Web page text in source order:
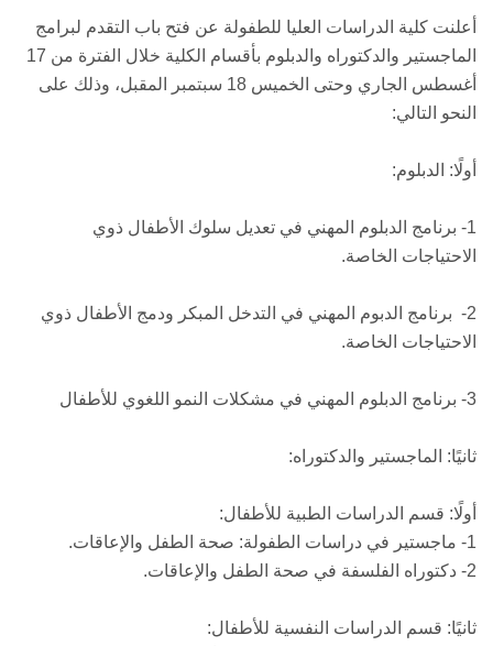
أعلنت كلية الدراسات العليا للطفولة عن فتح باب التقدم لبرامج
الماجستير والدكتوراه والدبلوم بأقسام الكلية خلال الفترة من 17
أغسطس الجاري وحتى الخميس 18 سبتمبر المقبل، وذلك على
النحو التالي:
أولًا: الدبلوم:
1- برنامج الدبلوم المهني في تعديل سلوك الأطفال ذوي
الاحتياجات الخاصة.
2- برنامج الدبوم المهني في التدخل المبكر ودمج الأطفال ذوي
الاحتياجات الخاصة.
3- برنامج الدبلوم المهني في مشكلات النمو اللغوي للأطفال
ثانيًا: الماجستير والدكتوراه:
أولًا: قسم الدراسات الطبية للأطفال:
1- ماجستير في دراسات الطفولة: صحة الطفل والإعاقات.
2- دكتوراه الفلسفة في صحة الطفل والإعاقات.
ثانيًا: قسم الدراسات النفسية للأطفال: